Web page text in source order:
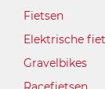
Fietsen
Elektrische
Gravelbikes